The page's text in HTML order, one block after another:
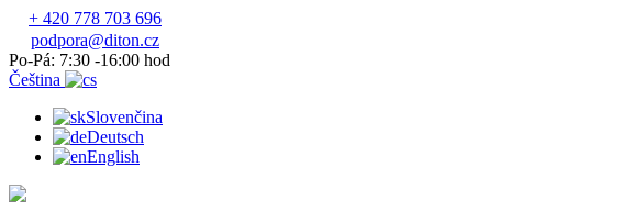
+ 420 778 703 696
podpora@diton.cz
Po-Pá: 7:30 -16:00 hod
Čeština
Slovenčina
Deutsch
English